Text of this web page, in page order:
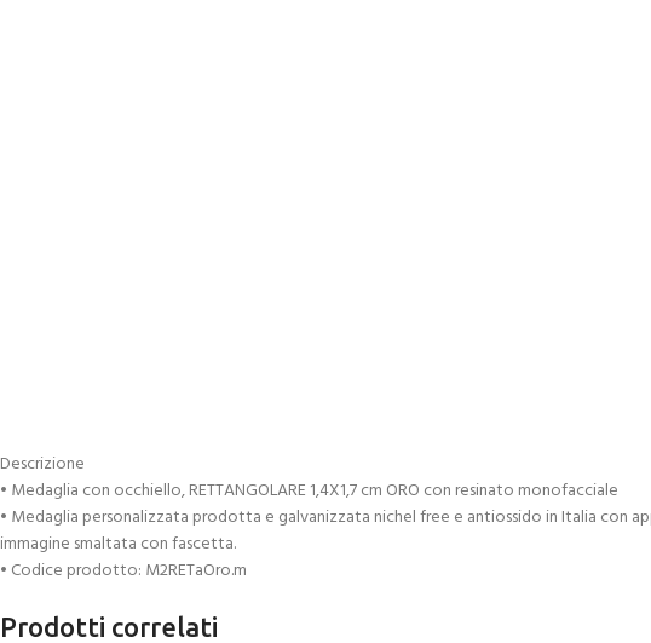
Descrizione
• Medaglia con occhiello, RETTANGOLARE 1,4X1,7 cm ORO con resinato monofacciale
• Medaglia personalizzata prodotta e galvanizzata nichel free e antiossido in Italia con
immagine smaltata con fascetta.
• Codice prodotto: M2RETaOro.m
Prodotti correlati